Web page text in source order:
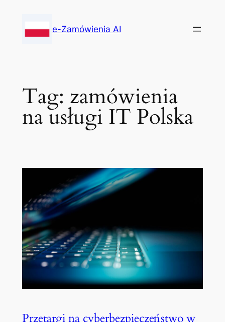
content
e-Zamówienia AI
Tag: zamówienia
na usługi IT Polska
Przetargi na cyberbezpieczeństwo w